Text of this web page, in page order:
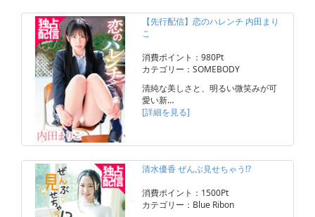
【先行配信】恋のハレンチ 内田まり
こ
消費ポイント：980Pt
カテゴリー：SOMEBODY
清純な美しさと、明るい微笑みが可
愛い新…
[詳細を見る]
清水優香 ぜんぶ見せちゃう!?
消費ポイント：1500Pt
カテゴリー：Blue Ribon